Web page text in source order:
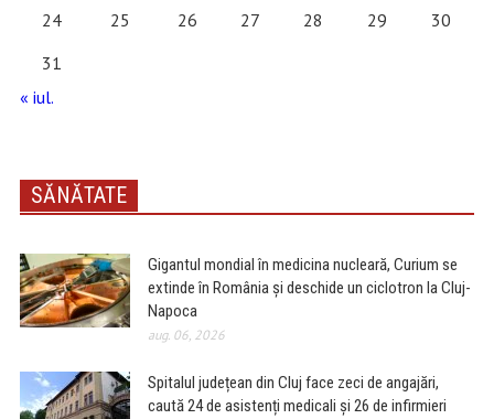
24
25 26 27 28 29
30
31
« iul.
SĂNĂTATE
Gigantul mondial în medicina nucleară, Curium se
extinde în România și deschide un ciclotron la Cluj-
Napoca
aug. 06, 2026
Spitalul județean din Cluj face zeci de angajări,
caută 24 de asistenți medicali și 26 de infirmieri